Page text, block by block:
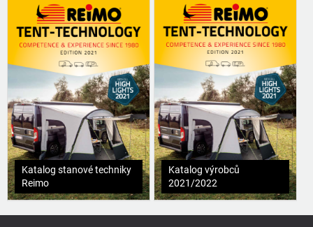
Katalog stanové techniky
Reimo
Katalog výrobců
2021/2022